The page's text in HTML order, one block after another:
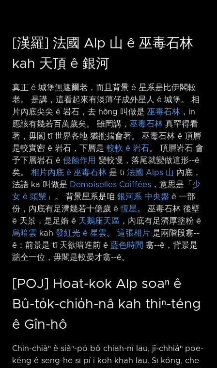
[漢羅] 法國 Alp 山 ê 巫毒石林
kah 天頂 ê 銀河
真正 ê 城堡無遮爾老，而且背景 ê 星系是比伊閣較
老。 是講，這看起來有淡薄仔成外星人 ê 城堡。 相
片內底尖尖 ê 岩石，去 hŏng 叫做是 巫毒石林 ，in
應該有幾若百萬歲矣。 雖罔講， 巫毒石林 真罕得看
著，毋閣 tī 世界各地 猶攏揣會著。 巫毒石林 ê 頂層
是較實密 ê 岩石，下層是 較軟 ê 岩石 。 頂層岩石 會
予下層岩石 ê 侵蝕作用 變較慢，落尾就變做這形-⁠-ê
矣。 相片內底 ê 巫毒石林 是 tī 法國 Alps 山 內底，
法語 kā 叫做是 Demoiselles Coiffées ，意思是「 少
女 ê 頭鬃 」。 背景星系是咱 銀河系 中央盤 ê 一部
份，內底有足濟幾若十億歲 ê恆星 。 巫毒石林 後壁
ê 天景，是足媠 ê 天鵝座天區 ，內底有足濟厚塗粉 ê
烏暗雲 kah 發紅光 ê 星雲。 這張相片 是兩階段翕-⁠-
ê：前景是 tī 天欲暗進前 ê 藍色時間 翕-⁠-ê，背景是
踮仝一位，毋閣是較晏才翕-⁠-ê。
[POJ] Hoat-kok Alp soaⁿ ê
Bû-to̍k-chio̍h-nâ kah thiⁿ-téng
ê Gîn-hô
Chin-chiàⁿ ê siâⁿ-pó bô chiah-nī lāu, jî-chhiáⁿ pōe-
kéng ê seng-hē sī pí i koh khah lāu. Sī kóng, che